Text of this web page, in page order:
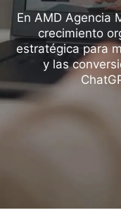
En AMD Agencia
crecimiento
estratégica para
y las